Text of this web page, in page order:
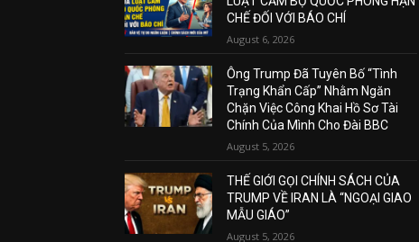
CHẾ ĐỐI VỚI BÁO CHÍ
August 6, 2026
Ông Trump Đã Tuyên Bố “Tình
Trạng Khẩn Cấp” Nhằm Ngăn
Chặn Việc Công Khai Hồ Sơ Tài
Chính Của Mình Cho Đài BBC
August 5, 2026
THẾ GIỚI GỌI CHÍNH SÁCH CỦA
TRUMP VỀ IRAN LÀ “NGOẠI GIAO
MẪU GIÁO”
August 5, 2026